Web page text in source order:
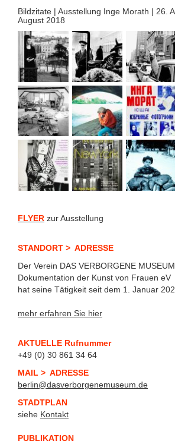
Bildzitate | Ausstellung Inge Morath | 26.
August 2018
FLYER zur Ausstellung
STANDORT > ADRESSE
Der Verein DAS VERBORGENE
Dokumentation der Kunst von Frauen eV
hat seine Tätigkeit seit dem 1. Januar
mehr erfahren Sie hier
AKTUELLE Rufnummer
+49 (0) 30 861 34 64
MAIL > ADRESSE
berlin@dasverborgenemuseum.de
STADTPLAN
siehe Kontakt
PUBLIKATION